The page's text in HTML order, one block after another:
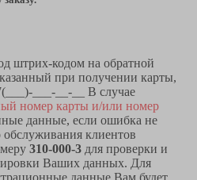
штрих-кодом на обратной
при получении карты,
___-__-__ В случае
номер карты и/или номер
данные, если ошибка не
обслуживания клиентов
310-000-3 для проверки и
Ваших данных. Для